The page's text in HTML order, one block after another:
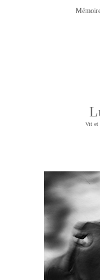
Vit et